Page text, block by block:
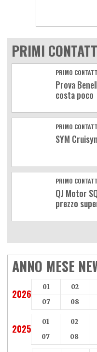
PRIMI
PRIMO
Prova
costa poco
PRIMO
SYM
PRIMO
QJ Motor
prezzo
ANNO MESE
2026
01 02
07
08
2025
01 02
07
08